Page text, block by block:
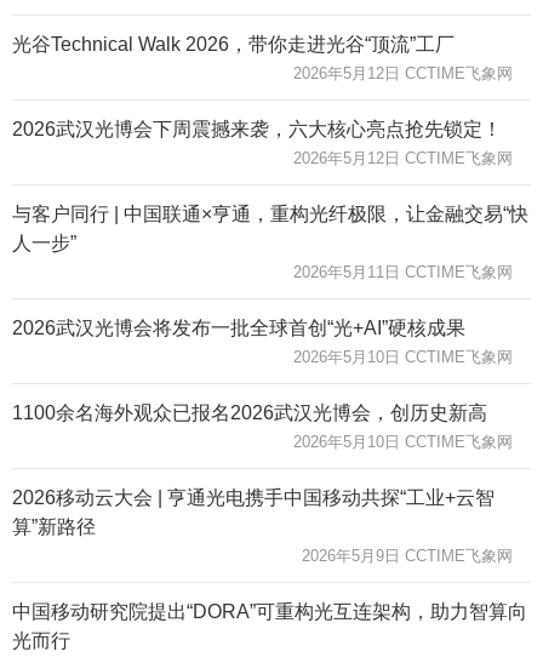
光谷Technical Walk 2026，带你走进光谷“顶流”工厂
2026年5月12日 CCTIME飞象网
2026武汉光博会下周震撼来袭，六大核心亮点抢先锁定！
2026年5月12日 CCTIME飞象网
与客户同行 | 中国联通×亨通，重构光纤极限，让金融交易“快
人一步”
2026年5月11日 CCTIME飞象网
2026武汉光博会将发布一批全球首创“光+AI”硬核成果
2026年5月10日 CCTIME飞象网
1100余名海外观众已报名2026武汉光博会，创历史新高
2026年5月10日 CCTIME飞象网
2026移动云大会 | 亨通光电携手中国移动共探“工业+云智
算”新路径
2026年5月9日 CCTIME飞象网
中国移动研究院提出“DORA”可重构光互连架构，助力智算向
光而行